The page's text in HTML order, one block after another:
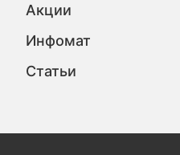
Акции
Инфомат
Статьи